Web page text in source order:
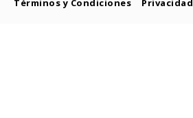
Términos y Condiciones
Privacidad